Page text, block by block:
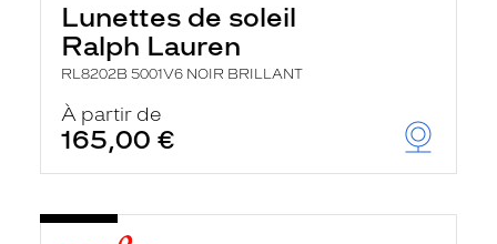
Lunettes de soleil
Ralph Lauren
RL8202B 5001V6 NOIR BRILLANT
À partir de
165,00 €